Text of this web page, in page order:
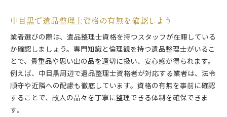
中目黒で遺品整理士資格の有無を確認しよう
業者選びの際は、遺品整理士資格を持つスタッフが在籍している
か確認しましょう。専門知識と倫理観を持つ遺品整理士がいるこ
とで、貴重品や思い出の品を適切に扱い、安心感が得られます。
例えば、中目黒周辺で遺品整理士資格者が対応する業者は、法令
順守や近隣への配慮も徹底しています。資格の有無を事前に確認
することで、故人の品々を丁寧に整理できる体制を確保できま
す。